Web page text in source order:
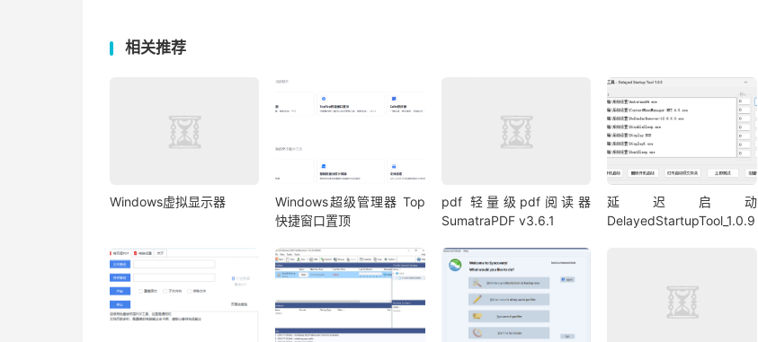
相关推荐
Windows虚拟显示器
Windows超级管理器 Top
快捷窗口置顶
pdf 轻量级pdf阅读器
SumatraPDF v3.6.1
延迟启动
DelayedStartupTool_1.0.9